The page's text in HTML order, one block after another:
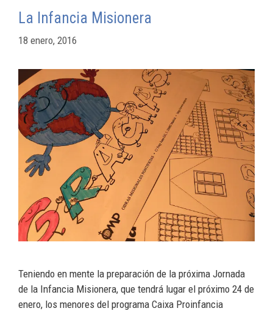
La Infancia Misionera
18 enero, 2016
Teniendo en mente la preparación de la próxima Jornada
de la Infancia Misionera, que tendrá lugar el próximo 24 de
enero, los menores del programa Caixa Proinfancia